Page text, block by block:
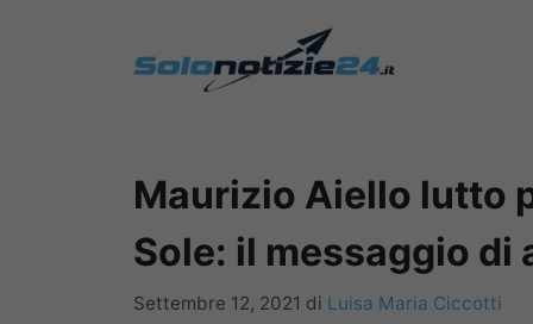
Maurizio Aiello lutto
Sole: il messaggio di
Settembre 12, 2021 di Luisa Maria Ciccotti